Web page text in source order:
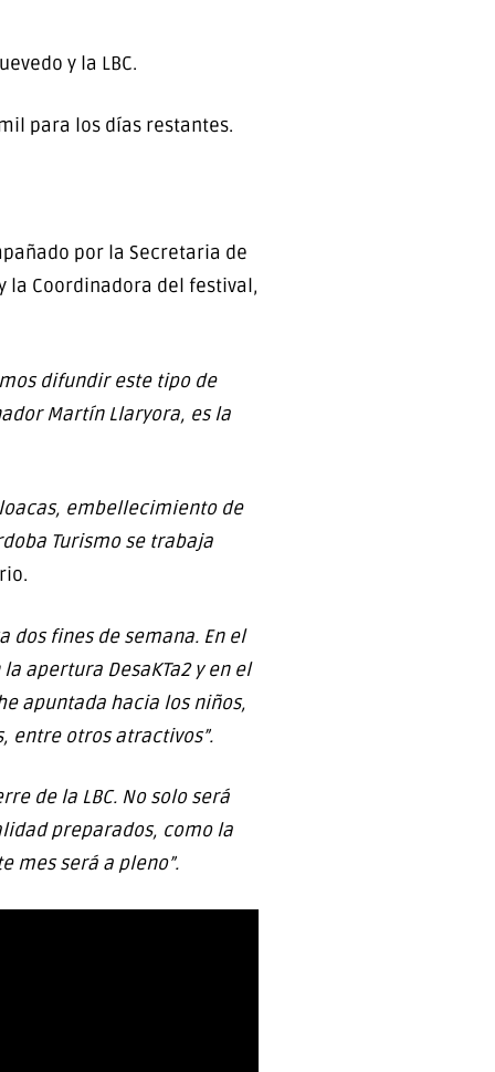
y la LBC.
para los días restantes.
por la Secretaria de
la Coordinadora del festival,
difundir este tipo de
Martín Llaryora, es la
embellecimiento de
Turismo se trabaja
fines de semana. En el
apertura DesaKTa2 y en el
apuntada hacia los niños,
entre otros atractivos”.
de la LBC. No solo será
preparados, como la
mes será a pleno”.